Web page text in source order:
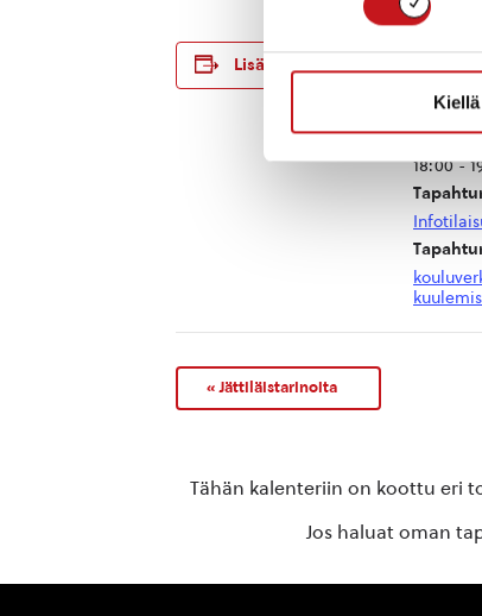
Kiellä
Lisää kalenteriin
TIEDOT
ma
Aika:
18:00 -
«Jättiläistarinoita
Tähän kalenteriin on koottu eri
Jos haluat oman